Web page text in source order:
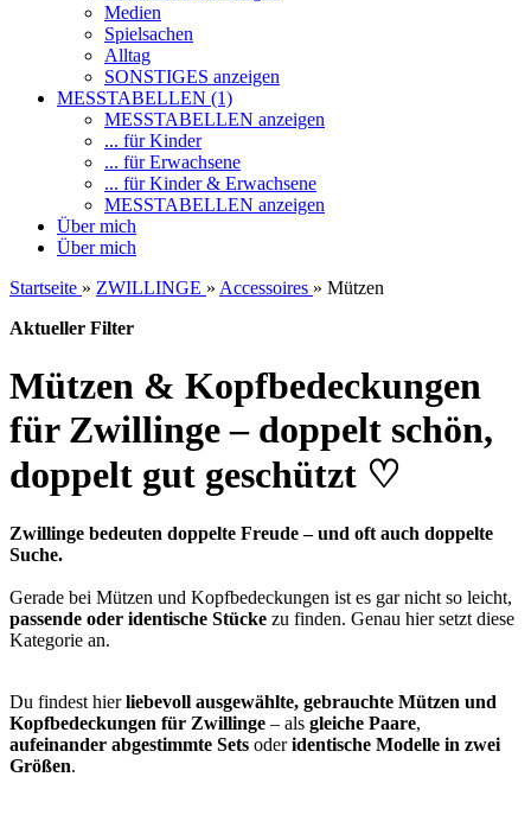
Medien
Spielsachen
Alltag
SONSTIGES anzeigen
MESSTABELLEN (1)
MESSTABELLEN anzeigen
... für Kinder
... für Erwachsene
... für Kinder & Erwachsene
MESSTABELLEN anzeigen
Über mich
Über mich
Startseite » ZWILLINGE » Accessoires » Mützen
Aktueller Filter
Mützen & Kopfbedeckungen
für Zwillinge – doppelt schön,
doppelt gut geschützt ♡
Zwillinge bedeuten doppelte Freude – und oft auch doppelte
Suche.
Gerade bei Mützen und Kopfbedeckungen ist es gar nicht so leicht,
passende oder identische Stücke zu finden. Genau hier setzt diese
Kategorie an.
Du findest hierliebevoll ausgewählte, gebrauchte Mützen und
Kopfbedeckungen für Zwillinge – als gleiche Paare,
aufeinander abgestimmte Sets oderidentische Modelle in zwei
Größen.